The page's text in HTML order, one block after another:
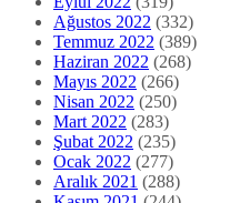
Ağustos 2022 (332)
Temmuz 2022 (389)
Haziran 2022 (268)
Mayıs 2022 (266)
Nisan 2022 (250)
Mart 2022 (283)
Şubat 2022 (235)
Ocak 2022 (277)
Aralık 2021 (288)